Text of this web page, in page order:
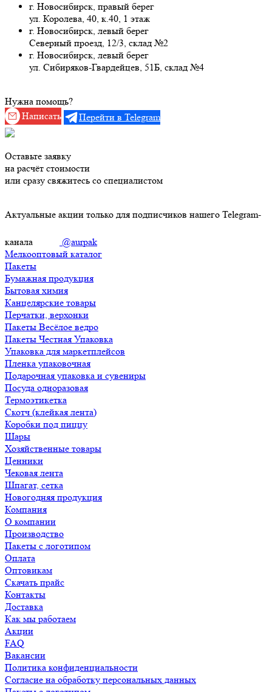
г. Новосибирск, правый берег
ул. Королева, 40, к.40, 1 этаж
г. Новосибирск, левый берег
Северный проезд, 12/3, склад №2
г. Новосибирск, левый берег
ул. Cибиряков-Гвардейцев, 51Б, склад №4
Нужна помощь?
Написать
Перейти в Telegram
Оставьте заявку
на расчёт стоимости
или сразу свяжитесь со специалистом
Актуальные акции только для подписчиков нашего Telegram-
канала
@aurpak
Мелкооптовый каталог
Пакеты
Бумажная продукция
Бытовая химия
Канцелярские товары
Перчатки, верхонки
Пакеты Весёлое ведро
Пакеты Честная Упаковка
Упаковка для маркетплейсов
Пленка упаковочная
Подарочная упаковка и сувениры
Посуда одноразовая
Термоэтикетка
Скотч (клейкая лента)
Коробки под пиццу
Шары
Хозяйственные товары
Ценники
Чековая лента
Шпагат, сетка
Новогодняя продукция
Компания
О компании
Производство
Пакеты с логотипом
Оплата
Оптовикам
Скачать прайс
Контакты
Доставка
Как мы работаем
Акции
FAQ
Вакансии
Политика конфиденциальности
Согласие на обработку персональных данных